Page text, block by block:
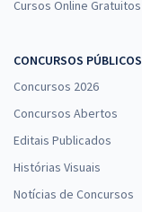
Cursos Online Gratuitos
CONCURSOS PÚBLICOS
Concursos 2026
Concursos Abertos
Editais Publicados
Histórias Visuais
Notícias de Concursos